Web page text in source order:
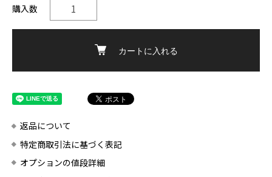
購入数
カートに入れる
返品について
特定商取引法に基づく表記
オプションの値段詳細